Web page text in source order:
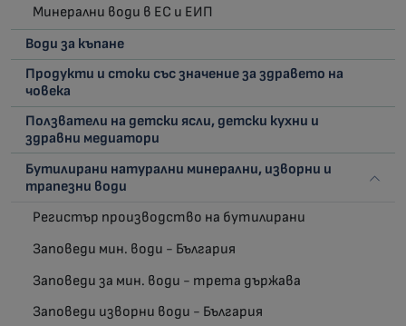
Минерални води в ЕС и ЕИП
Води за къпане
Продукти и стоки със значение за здравето на
човека
Ползватели на детски ясли, детски кухни и
здравни медиатори
Бутилирани натурални минерални, изворни и
трапезни води
Регистър производство на бутилирани
Заповеди мин. води - България
Заповеди за мин. води - трета държава
Заповеди изворни води - България